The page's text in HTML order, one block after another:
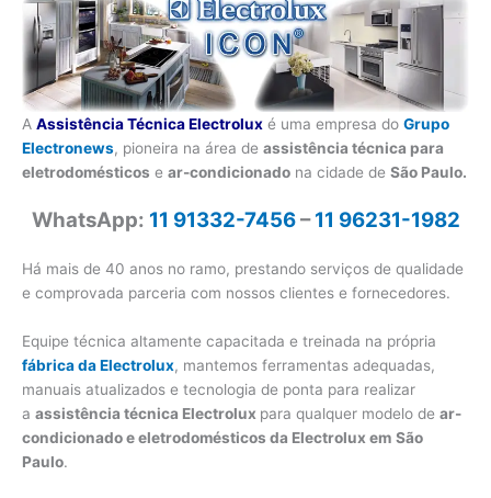
A Assistência Técnica Electrolux é uma empresa do Grupo
Electronews, pioneira na área de assistência técnica para
eletrodomésticos e ar-condicionado na cidade de São Paulo.
WhatsApp: 11 91332-7456–11 96231-1982
Há mais de 40 anos no ramo, prestando serviços de qualidade
e comprovada parceria com nossos clientes e fornecedores.
Equipe técnica altamente capacitada e treinada na própria
fábrica da Electrolux, mantemos ferramentas adequadas,
manuais atualizados e tecnologia de ponta para realizar
a assistência técnica Electrolux para qualquer modelo de ar-
condicionado e eletrodomésticos da Electrolux em São
Paulo.